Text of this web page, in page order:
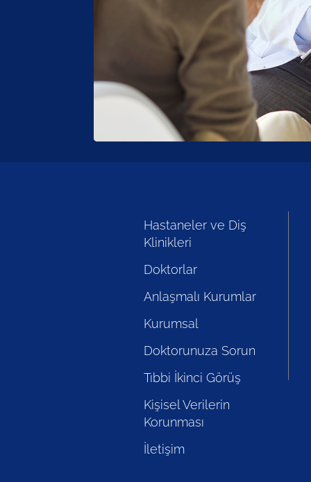
Hastaneler ve Diş
Klinikleri
Doktorlar
Anlaşmalı Kurumlar
Kurumsal
Doktorunuza Sorun
Tıbbi İkinci Görüş
Kişisel Verilerin
Korunması
İletişim